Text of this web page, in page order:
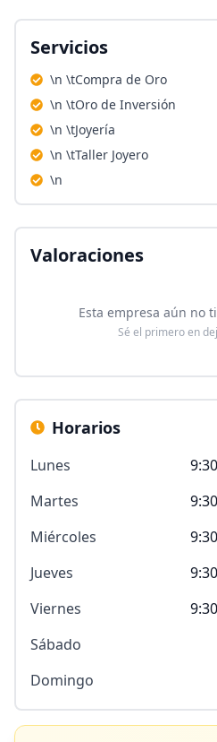
Servicios
\n \tCompra de Oro
\n \tOro de Inversión
\n \tJoyería
\n \tTaller Joyero
\n
Valoraciones
Esta empresa aún no
Sé el primero en
Horarios
Lunes
Martes
Miércoles
Jueves
Viernes
Sábado
Domingo